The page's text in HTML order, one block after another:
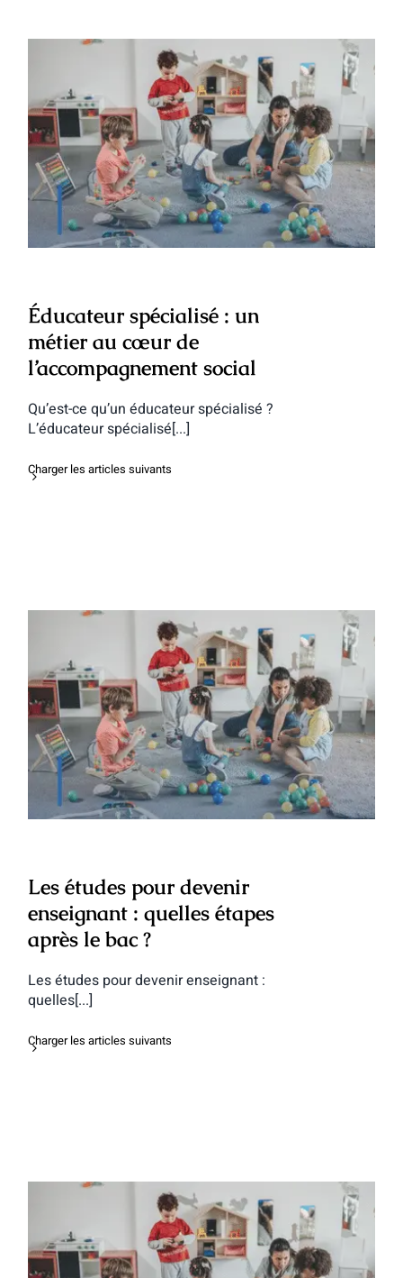
Éducateur spécialisé : un métier au
cœur de l’accompagnement social
Éducateur spécialisé : un
métier au cœur de
l’accompagnement social
Qu’est-ce qu’un éducateur spécialisé ?
L’éducateur spécialisé[...]
Charger les articles suivants
Les études pour devenir enseignant :
quelles étapes après le bac ?
Les études pour devenir
enseignant : quelles étapes
après le bac ?
Les études pour devenir enseignant :
quelles[...]
Charger les articles suivants